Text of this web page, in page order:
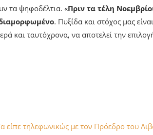
τα ψηφοδέλτια. «Πριν τα τέλη
. Πυξίδα και στόχος μας
και ταυτόχρονα, να αποτελεί την
είπε τηλεφωνικώς με τον Πρόεδρο του